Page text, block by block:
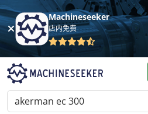
Machineseeker
店内免费